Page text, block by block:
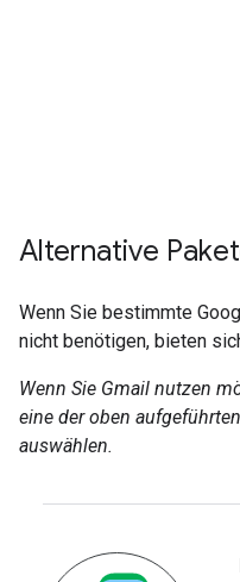
Alternative
Wenn Sie bestimmte
nicht benötigen, bieten
Wenn Sie Gmail nutzen
eine der oben
auswählen.